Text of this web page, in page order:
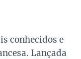
conhecidos e
Lançada